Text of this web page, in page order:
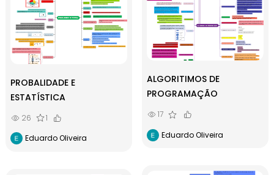
PROBALIDADE E
ESTATÍSTICA
26
1
Eduardo Oliveira
ALGORITIMOS DE
PROGRAMAÇÃO
17
Eduardo Oliveira